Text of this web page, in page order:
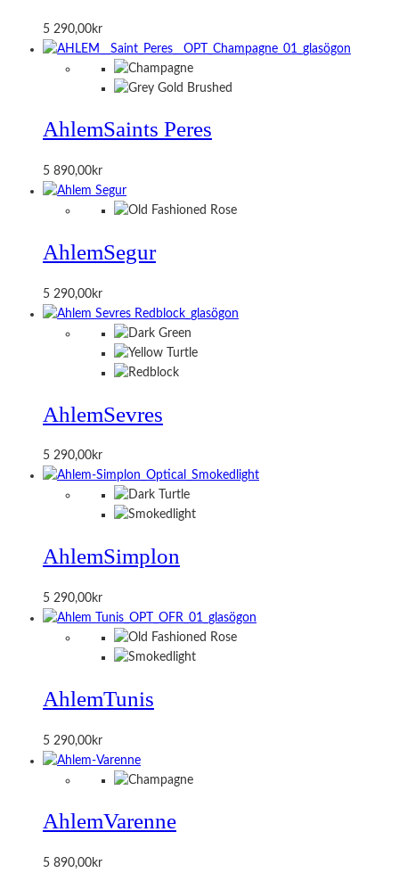
5 290,00kr
AhlemSaints Peres
5 890,00kr
AhlemSegur
5 290,00kr
AhlemSevres
5 290,00kr
AhlemSimplon
5 290,00kr
AhlemTunis
5 290,00kr
AhlemVarenne
5 890,00kr